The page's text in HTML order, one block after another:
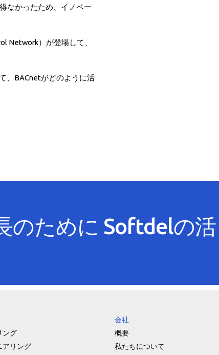
なかったため、イノベー
Network）が登場して、
、BACnetがどのように活
のために Softdelの活
ング
アリング
会社
概要
私たちについて